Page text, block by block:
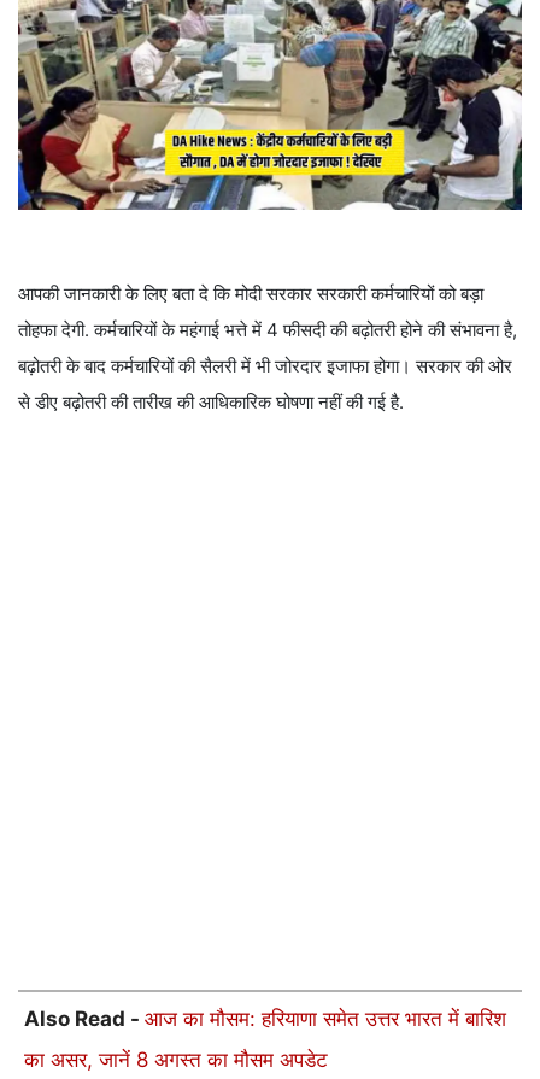
आपकी जानकारी के लिए बता दे कि मोदी सरकार सरकारी कर्मचारियों को बड़ा
तोहफा देगी. कर्मचारियों के महंगाई भत्ते में 4 फीसदी की बढ़ोतरी होने की संभावना है,
बढ़ोतरी के बाद कर्मचारियों की सैलरी में भी जोरदार इजाफा होगा। सरकार की ओर
से डीए बढ़ोतरी की तारीख की आधिकारिक घोषणा नहीं की गई है.
Also Read - आज का मौसम: हरियाणा समेत उत्तर भारत में बारिश
का असर, जानें 8 अगस्त का मौसम अपडेट